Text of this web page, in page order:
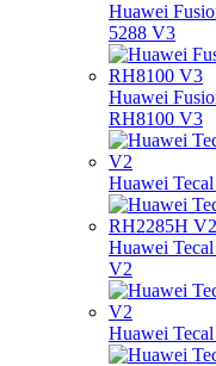
Huawei
5288 V3
Huawei
RH8100 V3
Huawei
Huawei
V2
Huawei